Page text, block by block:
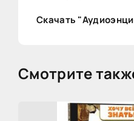
Скачать
Смотрите